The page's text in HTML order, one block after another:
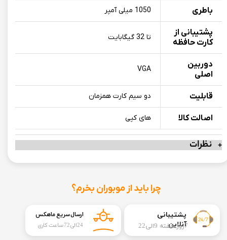
باطری 1050 میلی آمپر
پشتیبانی از
کارت حافظه
تا 32 گیگابایت
دوربین
اصلی
VGA
قابلیت دو سیم کارت همزمان
اصالت کالا های کپی
نظرات
​​پشتیبانی
آنلاین7روز هفته 9الی22
چرا باید از موبوران بخرم؟
ارسال سریع ماهکس
24الی72 ساعت کاری